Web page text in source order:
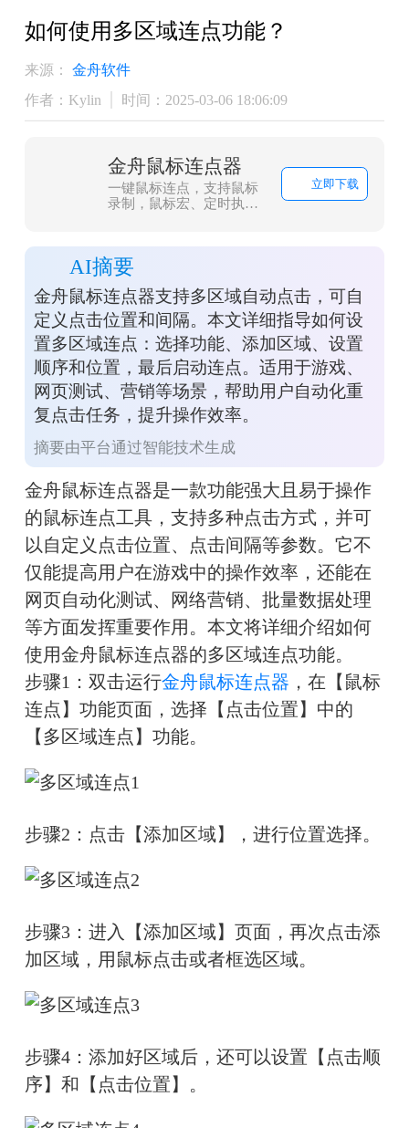
如何使用多区域连点功能？
来源：
金舟软件
作者：Kylin
时间：2025-03-06 18:06:09
金舟鼠标连点器
一键鼠标连点，支持鼠标
录制，鼠标宏、定时执行
立即下载
AI摘要
金舟鼠标连点器支持多区域自动点击，可自
定义点击位置和间隔。本文详细指导如何设
置多区域连点：选择功能、添加区域、设置
顺序和位置，最后启动连点。适用于游戏、
网页测试、营销等场景，帮助用户自动化重
复点击任务，提升操作效率。
摘要由平台通过智能技术生成
金舟鼠标连点器是一款功能强大且易于操作
的鼠标连点工具，支持多种点击方式，并可
以自定义点击位置、点击间隔等参数。它不
仅能提高用户在游戏中的操作效率，还能在
网页自动化测试、网络营销、批量数据处理
等方面发挥重要作用。本文将详细介绍如何
使用金舟鼠标连点器的多区域连点功能。
步骤1：双击运行金舟鼠标连点器 ，在【鼠标
连点】功能页面，选择【点击位置】中的
【多区域连点】功能。
步骤2：点击【添加区域】，进行位置选择。
步骤3：进入【添加区域】页面，再次点击添
加区域，用鼠标点击或者框选区域。
步骤4：添加好区域后，还可以设置【点击顺
序】和【点击位置】。